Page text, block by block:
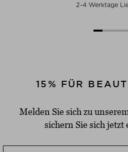
2-4 Werktage
15% FÜR
Melden Sie sich zu
sichern Sie sich jetzt